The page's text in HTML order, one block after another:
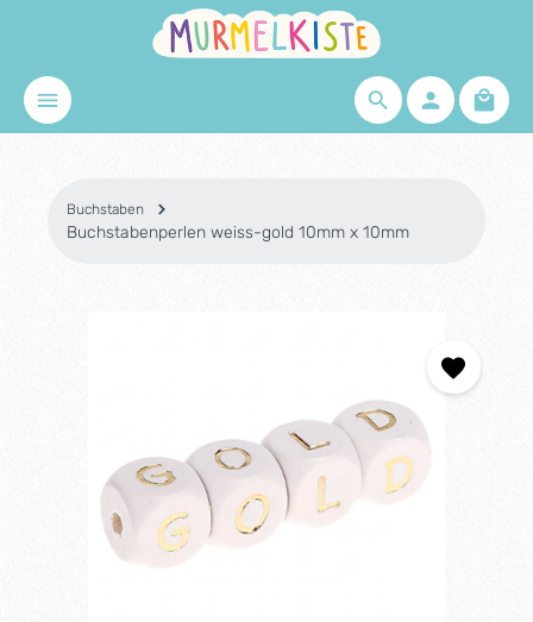
Zum Hauptinhalt springen
Buchstaben
Buchstabenperlen weiss-gold 10mm x 10mm